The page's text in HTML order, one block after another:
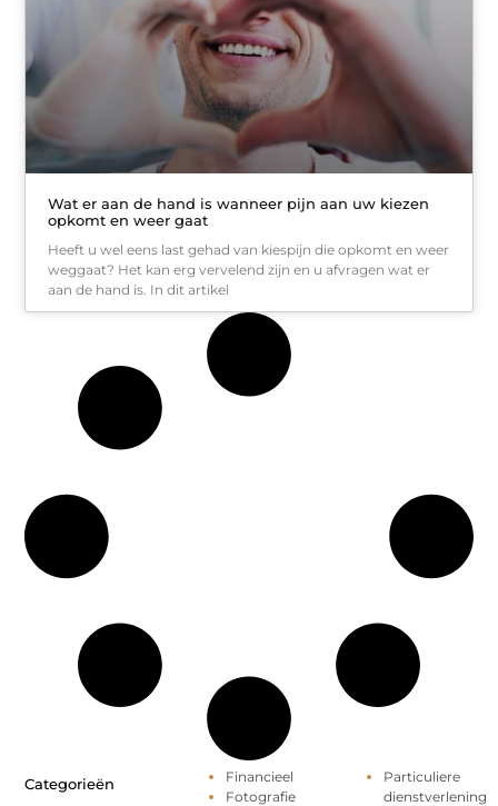
Wat er aan de hand is wanneer pijn aan uw kiezen
opkomt en weer gaat
Heeft u wel eens last gehad van kiespijn die opkomt en weer
weggaat? Het kan erg vervelend zijn en u afvragen wat er
aan de hand is. In dit artikel
Categorieën
Financieel
Fotografie
Particuliere
dienstverlening